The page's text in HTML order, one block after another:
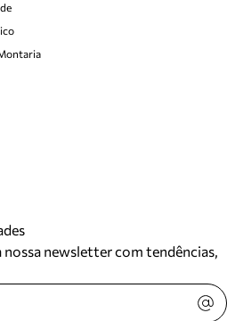
nossa newsletter com tendências,